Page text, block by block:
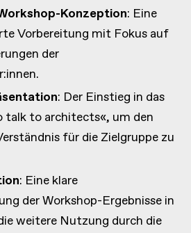
Konzeption: Eine
Vorbereitung mit Fokus auf
der
: Der Einstieg in das
talk to architects«, um den
für die Zielgruppe zu
: Eine klare
der Workshop-Ergebnisse in
weitere Nutzung durch die